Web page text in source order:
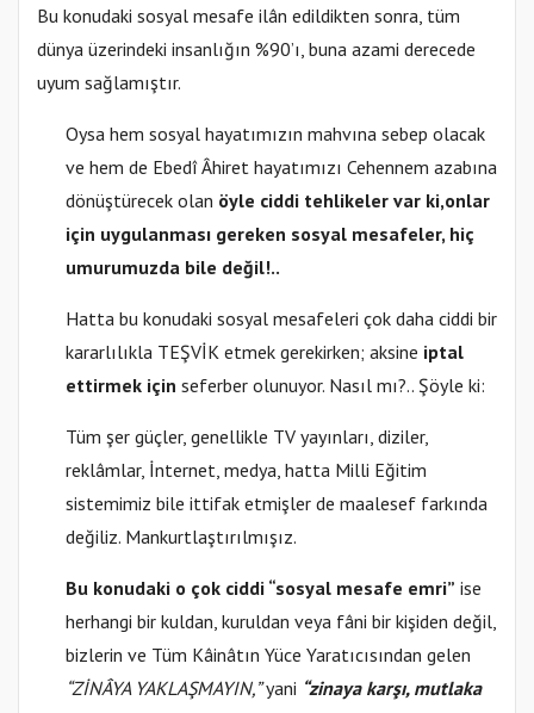
Bu konudaki sosyal mesafe ilân edildikten sonra, tüm
dünya üzerindeki insanlığın %90’ı, buna azami derecede
uyum sağlamıştır.
Oysa hem sosyal hayatımızın mahvına sebep olacak
ve hem de Ebedî Âhiret hayatımızı Cehennem azabına
dönüştürecek olan öyle ciddi tehlikeler var ki,onlar
için uygulanması gereken sosyal mesafeler, hiç
umurumuzda bile değil!..
Hatta bu konudaki sosyal mesafeleri çok daha ciddi bir
kararlılıkla TEŞVİK etmek gerekirken; aksine iptal
ettirmek için seferber olunuyor. Nasıl mı?.. Şöyle ki:
Tüm şer güçler, genellikle TV yayınları, diziler,
reklâmlar, İnternet, medya, hatta Milli Eğitim
sistemimiz bile ittifak etmişler de maalesef farkında
değiliz. Mankurtlaştırılmışız.
Bu konudaki o çok ciddi “sosyal mesafe emri” ise
herhangi bir kuldan, kuruldan veya fâni bir kişiden değil,
bizlerin ve Tüm Kâinâtın Yüce Yaratıcısından gelen
“ZİNÂYA YAKLAŞMAYIN,”yani “zinaya karşı, mutlaka